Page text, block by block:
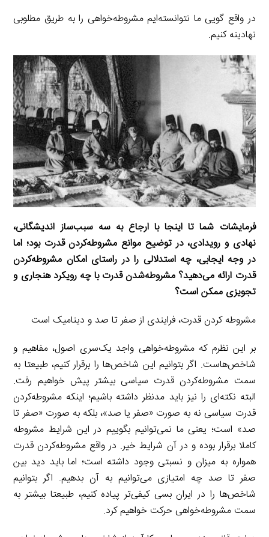
در واقع گویی ما نتوانسته‌ایم مشروطه‌خواهی را به طریق مطلوبی
نهادینه کنیم.
‌فرمایشات شما تا اینجا با ارجاع به سه سبب‌ساز اندیشگانی،
نهادی و رویدادی، در توضیح موانع مشروطه‌کردن قدرت بود؛ اما
در وجه ایجابی، چه استدلالی را در راستای امکان مشروطه‌کردن
قدرت ارائه می‌دهید؟ مشروطه‌شدن قدرت با چه رویکرد هنجاری و
تجویزی ممکن است؟
مشروطه کردن قدرت، فرایندی از صفر تا صد و دینامیک است
بر این نظرم که مشروطه‌خواهی واجد یک‌سری اصول، مفاهیم و
شاخص‌هاست. اگر بتوانیم این شاخص‌ها را برقرار کنیم، طبیعتا به
سمت مشروطه‌کردن قدرت سیاسی بیشتر پیش خواهیم رفت.
البته نکته‌ای را نیز باید مدنظر داشته باشیم؛ اینکه مشروطه‌کردن
قدرت سیاسی نه به‌ صورت «صفر یا صد»، بلکه به ‌صورت «صفر تا
صد» است؛ یعنی ما نمی‌توانیم بگوییم در این شرایط مشروطه
کاملا برقرار بوده و در آن شرایط خیر. در واقع مشروطه‌کردن قدرت
همواره به میزان و نسبتی وجود داشته است؛ اما باید دید بین
صفر تا صد چه امتیازی می‌توانیم به آن بدهیم. اگر بتوانیم
شاخص‌ها را در ایران بسی کیفی‌تر پیاده کنیم، طبیعتا بیشتر به
سمت مشروطه‌خواهی حرکت خواهیم کرد.